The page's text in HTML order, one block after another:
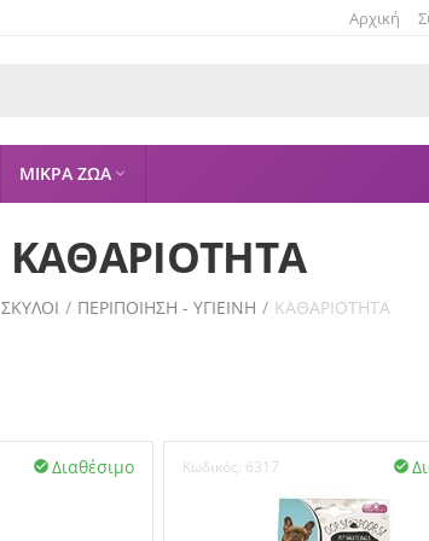
Αρχική
ΜΙΚΡΑ ΖΩΑ 
ΚΑΘΑΡΙΟΤΗΤΑ
ΣΚΥΛΟΙ / ΠΕΡΙΠΟΙΗΣΗ - ΥΓΙΕΙΝΗ / ΚΑΘΑΡΙΟΤΗΤΑ
Διαθέσιμο
 Κωδικός: 6317 